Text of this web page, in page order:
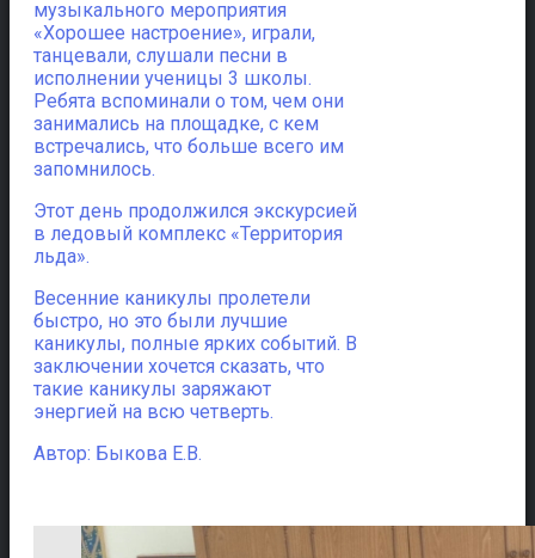
музыкального мероприятия
«Хорошее настроение», играли,
танцевали, слушали песни в
исполнении ученицы 3 школы.
Ребята вспоминали о том, чем они
занимались на площадке, с кем
встречались, что больше всего им
запомнилось.
Этот день продолжился экскурсией
в ледовый комплекс «Территория
льда».
Весенние каникулы пролетели
быстро, но это были лучшие
каникулы, полные ярких событий. В
заключении хочется сказать, что
такие каникулы заряжают
энергией на всю четверть.
Автор: Быкова Е.В.